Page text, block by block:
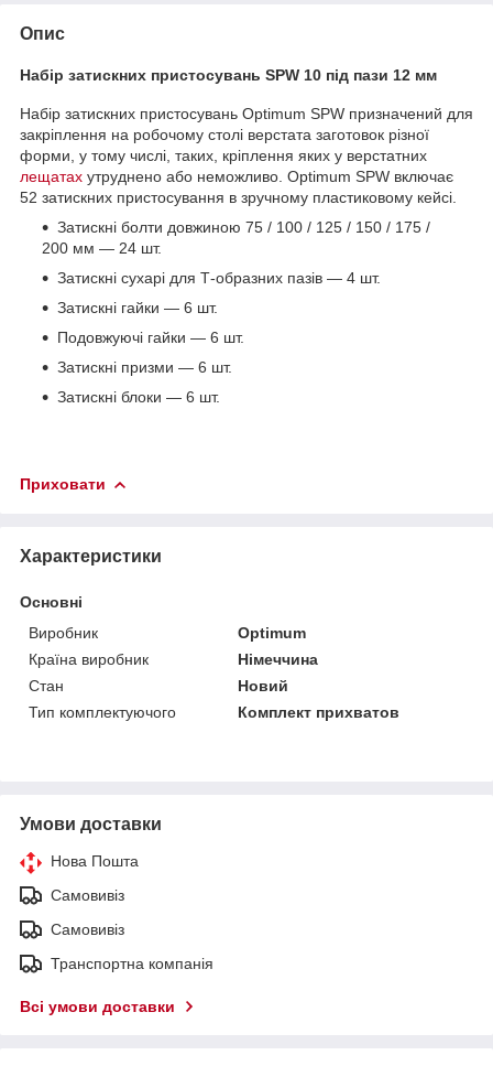
Опис
Набір затискних пристосувань SPW 10 під пази 12 мм
Набір затискних пристосувань Optimum SPW призначений для
закріплення на робочому столі верстата заготовок різної
форми, у тому числі, таких, кріплення яких у верстатних
лещатах утруднено або неможливо. Optimum SPW включає
52 затискних пристосування в зручному пластиковому кейсі.
Затискні болти довжиною 75 / 100 / 125 / 150 / 175 /
200 мм — 24 шт.
Затискні сухарі для Т-образних пазів — 4 шт.
Затискні гайки — 6 шт.
Подовжуючі гайки — 6 шт.
Затискні призми — 6 шт.
Затискні блоки — 6 шт.
Приховати
Характеристики
Основні
Виробник
Optimum
Країна виробник
Німеччина
Стан
Новий
Тип комплектуючого
Комплект прихватов
Умови доставки
Нова Пошта
Самовивіз
Самовивіз
Транспортна компанія
Всі умови доставки